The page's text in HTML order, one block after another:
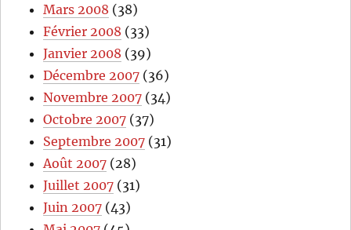
Mars 2008 (38)
Février 2008 (33)
Janvier 2008 (39)
Décembre 2007 (36)
Novembre 2007 (34)
Octobre 2007 (37)
Septembre 2007 (31)
Août 2007 (28)
Juillet 2007 (31)
Juin 2007 (43)